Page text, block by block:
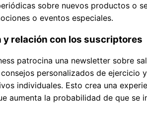
sobre nuevos productos o
o eventos especiales.
y relación con los suscriptores
patrocina una newsletter sobre
personalizados de ejercicio
individuales. Esto crea una
aumenta la probabilidad de que se